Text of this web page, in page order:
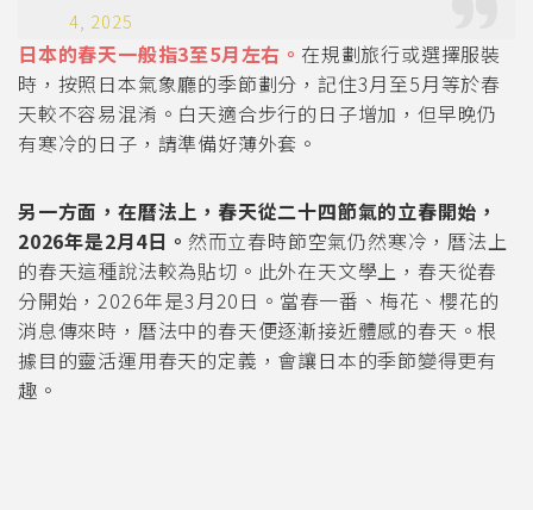
4, 2025
日本的春天一般指3至5月左右。 在規劃旅行或選擇服裝
時，按照日本氣象廳的季節劃分，記住3月至5月等於春
天較不容易混淆。白天適合步行的日子增加，但早晚仍
有寒冷的日子，請準備好薄外套。
另一方面，在曆法上，春天從二十四節氣的立春開始，
2026年是2月4日。 然而立春時節空氣仍然寒冷，曆法上
的春天這種說法較為貼切。此外在天文學上，春天從春
分開始，2026年是3月20日。當春一番、梅花、櫻花的
消息傳來時，曆法中的春天便逐漸接近體感的春天。根
據目的靈活運用春天的定義，會讓日本的季節變得更有
趣。